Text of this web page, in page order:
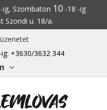
ig, Szombaton 10 -18 -ig
Szondi u. 18/a.
+3630/3632 344